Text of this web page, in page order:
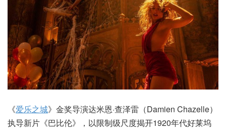
《爱乐之城》金奖导演达米恩·查泽雷（Damien Chazelle）
执导新片《巴比伦》，以限制级尺度揭开1920年代好莱坞